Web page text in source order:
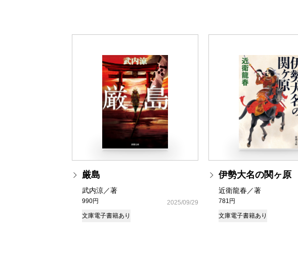
厳島
武内涼／著
990円
2025/09/29
文庫電子書籍あり
伊勢大名の関ヶ原
近衛龍春／著
781円
文庫電子書籍あり